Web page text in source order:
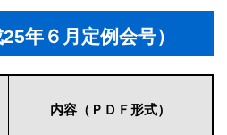
年６月定例会号）
内容（ＰＤＦ形式）